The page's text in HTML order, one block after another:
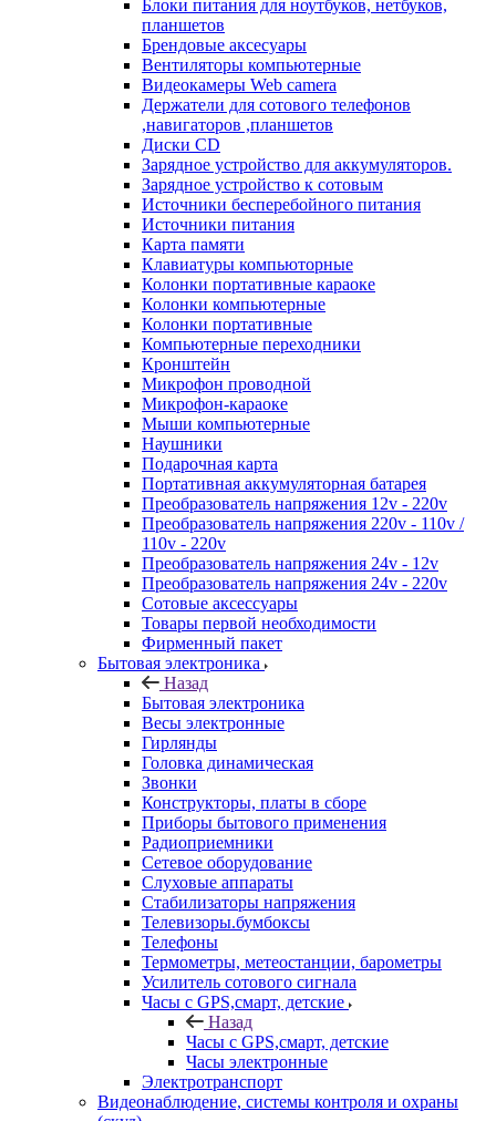
Блоки питания для ноутбуков, нетбуков,
планшетов
Брендовые аксесуары
Вентиляторы компьютерные
Видеокамеры Web camera
Держатели для сотового телефонов
,навигаторов ,планшетов
Диски CD
Зарядное устройство для аккумуляторов.
Зарядное устройство к сотовым
Источники бесперебойного питания
Источники питания
Карта памяти
Клавиатуры компьюторные
Колонки портативные караоке
Колонки компьютерные
Колонки портативные
Компьютерные переходники
Кронштейн
Микрофон проводной
Микрофон-караоке
Мыши компьютерные
Наушники
Подарочная карта
Портативная аккумуляторная батарея
Преобразователь напряжения 12v - 220v
Преобразователь напряжения 220v - 110v /
110v - 220v
Преобразователь напряжения 24v - 12v
Преобразователь напряжения 24v - 220v
Сотовые аксессуары
Товары первой необходимости
Фирменный пакет
Бытовая электроника
Назад
Бытовая электроника
Весы электронные
Гирлянды
Головка динамическая
Звонки
Конструкторы, платы в сборе
Приборы бытового применения
Радиоприемники
Сетевое оборудование
Слуховые аппараты
Стабилизаторы напряжения
Телевизоры.бумбоксы
Телефоны
Термометры, метеостанции, барометры
Усилитель сотового сигнала
Часы с GPS,смарт, детские
Назад
Часы с GPS,смарт, детские
Часы электронные
Электротранспорт
Видеонаблюдение, системы контроля и охраны